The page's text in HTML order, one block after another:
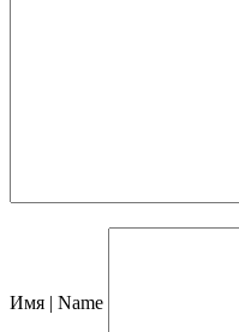
Имя | Name